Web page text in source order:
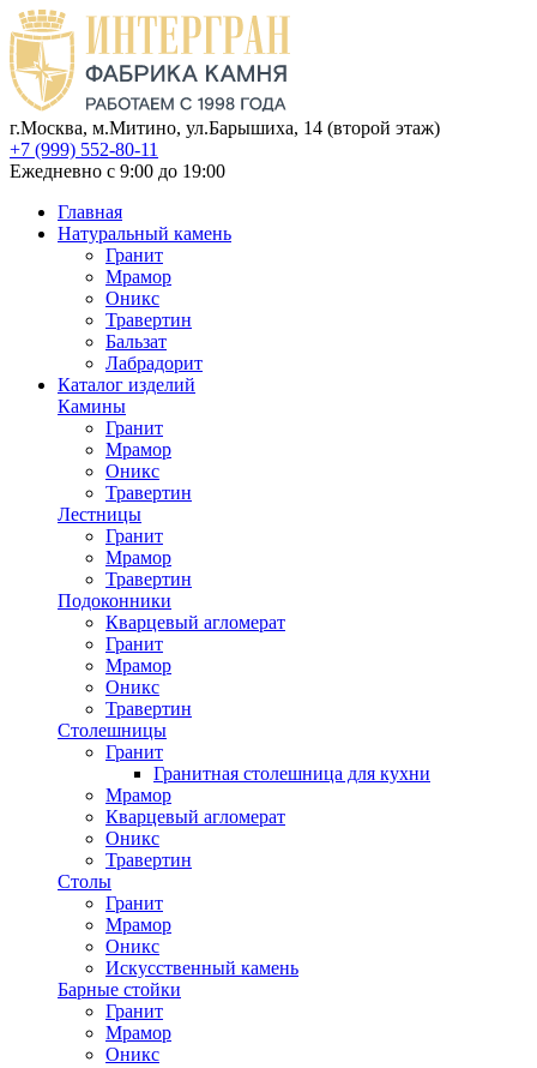
г.Москва, м.Митино, ул.Барышиха, 14 (второй этаж)
+7 (999) 552-80-11
Ежедневно с 9:00 до 19:00
Главная
Натуральный камень
Гранит
Мрамор
Оникс
Травертин
Бальзат
Лабрадорит
Каталог изделий
Камины
Гранит
Мрамор
Оникс
Травертин
Лестницы
Гранит
Мрамор
Травертин
Подоконники
Кварцевый агломерат
Гранит
Мрамор
Оникс
Травертин
Столешницы
Гранит
Гранитная столешница для кухни
Мрамор
Кварцевый агломерат
Оникс
Травертин
Столы
Гранит
Мрамор
Оникс
Искусственный камень
Барные стойки
Гранит
Мрамор
Оникс